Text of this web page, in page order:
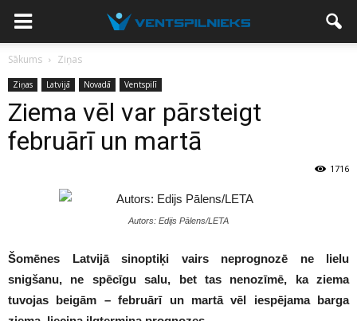
Sākums Ziņas
Ziņas Latvijā Novadā Ventspilī
Ziema vēl var pārsteigt
februārī un martā
1716
Autors: Edijs Pālens/LETA
Šomēnes Latvijā sinoptiķi vairs neprognozē ne lielu
snigšanu, ne spēcīgu salu, bet tas nenozīmē, ka ziema
tuvojas beigām – februārī un martā vēl iespējama barga